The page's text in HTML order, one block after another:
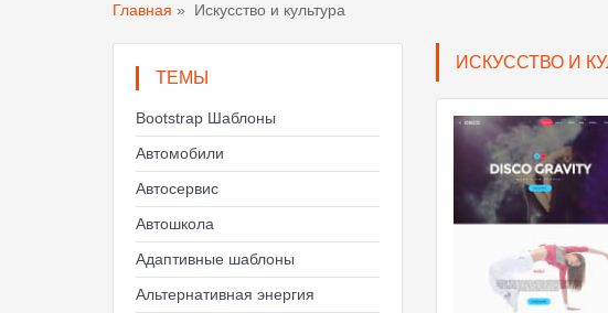
Главная » Искусство и культура
ТЕМЫ
Bootstrap Шаблоны
Автомобили
Автосервис
Автошкола
Адаптивные шаблоны
Альтернативная энергия
ИСКУССТВО И